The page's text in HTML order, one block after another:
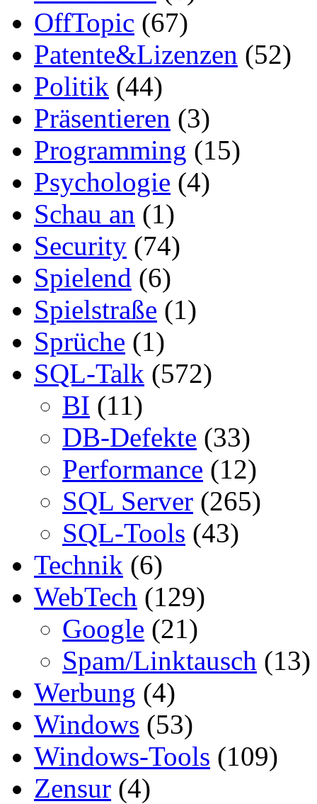
OffTopic (67)
Patente&Lizenzen (52)
Politik (44)
Präsentieren (3)
Programming (15)
Psychologie (4)
Schau an (1)
Security (74)
Spielend (6)
Spielstraße (1)
Sprüche (1)
SQL-Talk (572)
BI (11)
DB-Defekte (33)
Performance (12)
SQL Server (265)
SQL-Tools (43)
Technik (6)
WebTech (129)
Google (21)
Spam/Linktausch (13)
Werbung (4)
Windows (53)
Windows-Tools (109)
Zensur (4)